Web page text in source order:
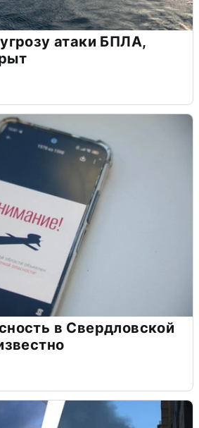
атаки БПЛА,
в Свердловской